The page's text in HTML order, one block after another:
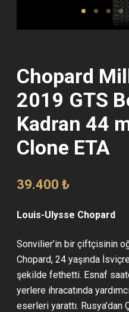
Chopard
2019 GTS
Kadran 44
Clone ETA
39.400₺
Louis-Ulysse Chopard
Sonvilier’in bir çiftçisinin
Chopard, 24 yaşında
şekilde fethetti. Esnaf
yerlere ihracatında
eserleri yarattı.